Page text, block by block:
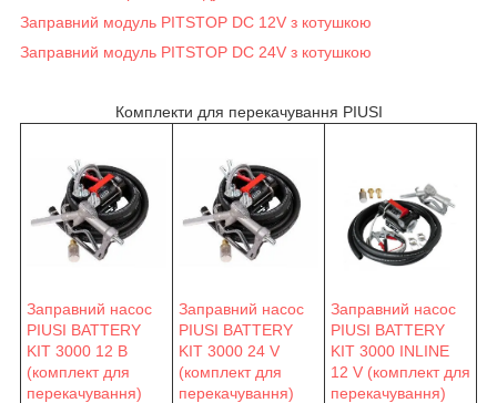
Заправний модуль PITSTOP DC 12V з котушкою
Заправний модуль PITSTOP DC 24V з котушкою
Комплекти для перекачування PIUSI
Заправний насос
PIUSI BATTERY
KIT 3000 12 В
(комплект для
перекачування)
Заправний насос
PIUSI BATTERY
KIT 3000 24 V
(комплект для
перекачування)
Заправний насос
PIUSI BATTERY
KIT 3000 INLINE
12 V (комплект для
перекачування)